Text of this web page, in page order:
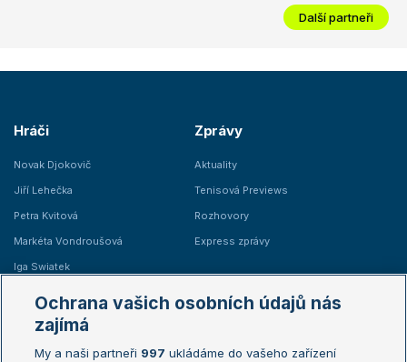
Další partneři
Hráči
Novak Djokovič
Jiří Lehečka
Petra Kvitová
Markéta Vondroušová
Iga Swiatek
Zprávy
Aktuality
Tenisová Previews
Rozhovory
Express zprávy
Žebříčky
Žebříček ATP (muži)
Australian Open
Ochrana vašich osobních údajů nás
zajímá
My a naši partneři 997 ukládáme do vašeho zařízení